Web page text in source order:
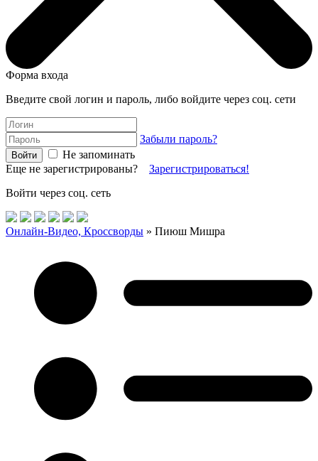
Форма входа
Введите свой логин и пароль, либо войдите через соц. сети
Забыли пароль?
Не запоминать
Еще не зарегистрированы? Зарегистрироваться!
Войти через соц. сеть
Онлайн-Видео, Кроссворды » Пиюш Мишра